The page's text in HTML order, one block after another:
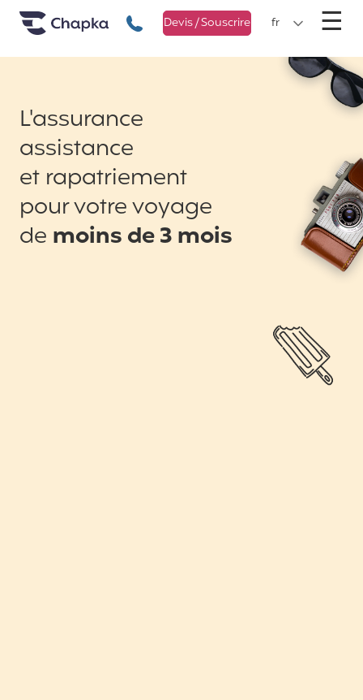
Chapka Assurances Voyages
+33 1 74 85 50 50
Devis / Souscrire fr ☰
L'assurance
assistance
et rapatriement
pour votre voyage
de moins de 3 mois